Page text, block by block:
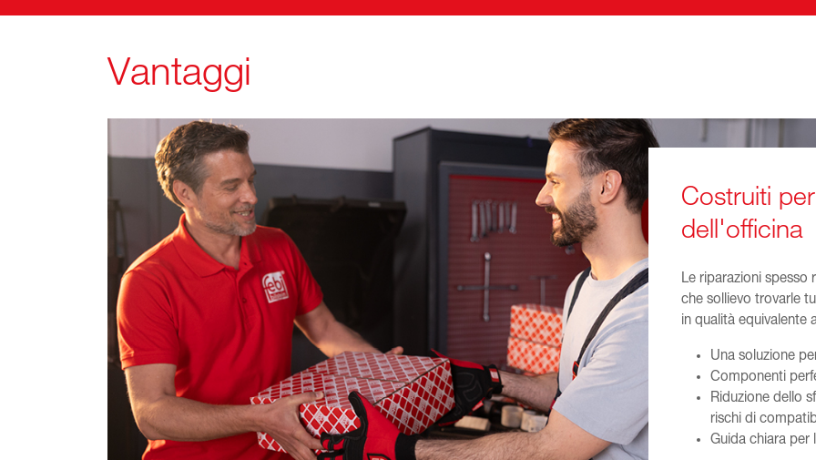
dell'officina
in qualità equivalente
Una soluzione
Riduzione dello
rischi di
Guida chiara per
Un solo lavoro.